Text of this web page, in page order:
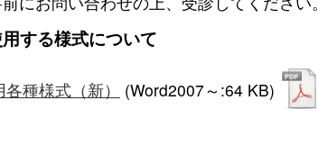
する様式について
種様式（新） (Word2007～:64 KB)